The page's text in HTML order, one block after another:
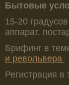
Бытовые
15-20
аппарат,
Брифинг в
и револьвера
Регистрация